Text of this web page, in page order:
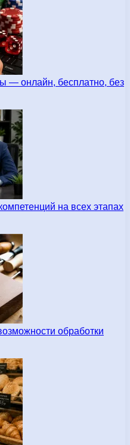
— онлайн, бесплатно, без
на всех этапах
обработки